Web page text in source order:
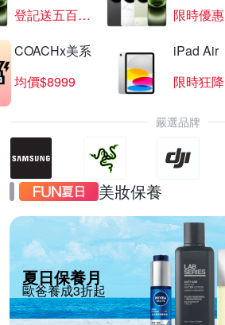
登記送五百超贈點
限時優惠
COACHx美系
均價$8999
iPad Air
限時狂降
嚴選品牌
美妝保養
夏日保養月
歐爸養成3折起